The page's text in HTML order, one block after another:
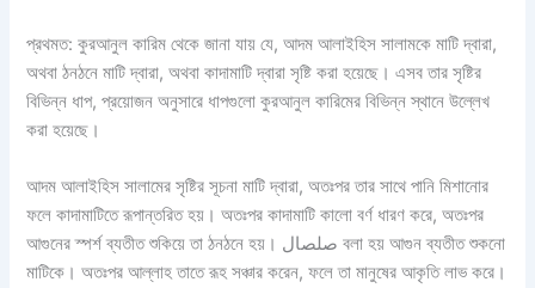
প্রথমত: কুরআনুল কারিম থেকে জানা যায় যে, আদম আলাইহিস সালামকে মাটি দ্বারা,
অথবা ঠনঠনে মাটি দ্বারা, অথবা কাদামাটি দ্বারা সৃষ্টি করা হয়েছে। এসব তার সৃষ্টির
বিভিন্ন ধাপ, প্রয়োজন অনুসারে ধাপগুলো কুরআনুল কারিমের বিভিন্ন স্থানে উল্লেখ
করা হয়েছে।
আদম আলাইহিস সালামের সৃষ্টির সূচনা মাটি দ্বারা, অতঃপর তার সাথে পানি মিশানোর
ফলে কাদামাটিতে রূপান্তরিত হয়। অতঃপর কাদামাটি কালো বর্ণ ধারণ করে, অতঃপর
আগুনের স্পর্শ ব্যতীত শুকিয়ে তা ঠনঠনে হয়। صلصال বলা হয় আগুন ব্যতীত শুকনো
মাটিকে। অতঃপর আল্লাহ তাতে রূহ সঞ্চার করেন, ফলে তা মানুষের আকৃতি লাভ করে।